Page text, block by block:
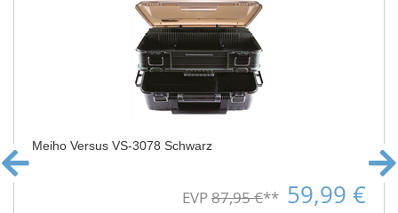
Meiho Versus VS-3078 Schwarz
EVP87,95 €** 59,99 €